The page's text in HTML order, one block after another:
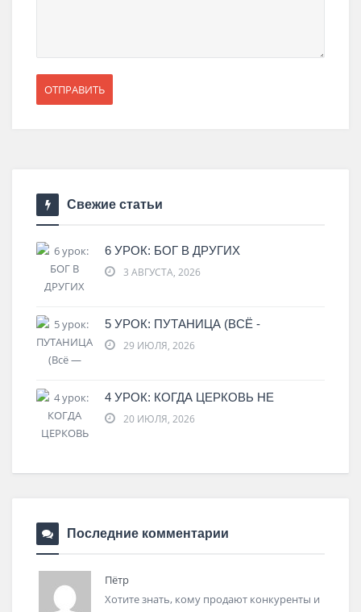
Свежие статьи
6 УРОК: БОГ В ДРУГИХ
3 АВГУСТА, 2026
5 УРОК: ПУТАНИЦА (ВСЁ -
29 ИЮЛЯ, 2026
4 УРОК: КОГДА ЦЕРКОВЬ НЕ
20 ИЮЛЯ, 2026
Последние комментарии
Пётр
Хотите знать, кому продают конкуренты и